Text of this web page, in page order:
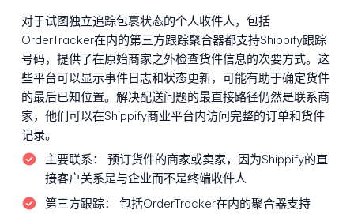
对于试图独立追踪包裹状态的个人收件人，包括
OrderTracker在内的第三方跟踪聚合器都支持Shippify跟踪
号码，提供了在原始商家之外检查货件信息的次要方式。这
些平台可以显示事件日志和状态更新，可能有助于确定货件
的最后已知位置。解决配送问题的最直接路径仍然是联系商
家，他们可以在Shippify商业平台内访问完整的订单和货件
记录。
主要联系：
预订货件的商家或卖家，因为Shippify的直
接客户关系是与企业而不是终端收件人
第三方跟踪：
包括OrderTracker在内的聚合器支持